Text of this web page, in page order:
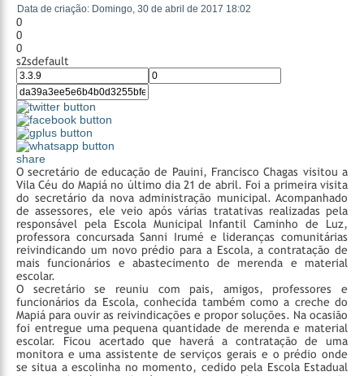
Data de criação: Domingo, 30 de abril de 2017 18:02
0
0
0
s2sdefault
share
O secretário de educação de Pauini, Francisco Chagas visitou a
Vila Céu do Mapiá no último dia 21 de abril. Foi a primeira visita
do secretário da nova administração municipal. Acompanhado
de assessores, ele veio após várias tratativas realizadas pela
responsável pela Escola Municipal Infantil Caminho de Luz,
professora concursada Sanni Irumé e lideranças comunitárias
reivindicando um novo prédio para a Escola, a contratação de
mais funcionários e abastecimento de merenda e material
escolar.
O secretário se reuniu com pais, amigos, professores e
funcionários da Escola, conhecida também como a creche do
Mapiá para ouvir as reivindicações e propor soluções. Na ocasião
foi entregue uma pequena quantidade de merenda e material
escolar. Ficou acertado que haverá a contratação de uma
monitora e uma assistente de serviços gerais e o prédio onde
se situa a escolinha no momento, cedido pela Escola Estadual